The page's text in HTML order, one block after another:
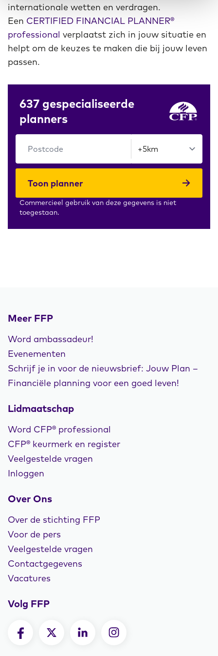
internationale wetten en verdragen.
Een CERTIFIED FINANCIAL PLANNER®
professional verplaatst zich in jouw situatie en
helpt om de keuzes te maken die bij jouw leven
passen.
637 gespecialiseerde
planners
Toon planner
Commercieel gebruik van deze gegevens is niet
toegestaan.
Meer FFP
Word ambassadeur!
Evenementen
Schrijf je in voor de nieuwsbrief: Jouw Plan –
Financiële planning voor een goed leven!
Lidmaatschap
Word CFP® professional
CFP® keurmerk en register
Veelgestelde vragen
Inloggen
Over Ons
Over de stichting FFP
Voor de pers
Veelgestelde vragen
Contactgegevens
Vacatures
Volg FFP